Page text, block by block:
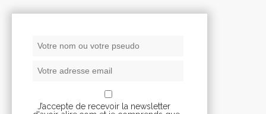
J’accepte de recevoir la newsletter